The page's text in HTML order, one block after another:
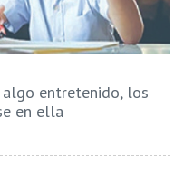
entretenido, los
en ella